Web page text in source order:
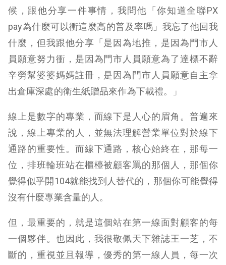
候，跟他分享一件事情，我問他「你知道全聯PX
pay為什麼可以衝這麼高的普及率嗎」我忘了他回我
什麼，但我跟他分享「是因為地推，是因為門市人
員願意努力衝，是因為門市人員願意為了達標不辭
辛勞幫婆婆媽媽註冊，是因為門市人員願意自主拿
出倉庫深處的衛生紙贈品來作為下載禮。」
線上是數字的專業，而線下是人心的眉角。普遍來
說，線上專業的人，並無法理解營業單位對於線下
通路的重要性。而線下通路，核心始終在，那每一
位，排班輪班站在櫃檯被顧客罵的那個人，那個你
覺得似乎開104就能找到人替代的，那個你可能覺得
沒有什麼專業含量的人。
但，最重要的，就是這個站在第一線面對顧客的每
一個夥伴。也因此，我很敬佩天下雜誌王一芝，不
斷的，重視並且報導，優秀的第一線人員，每一次